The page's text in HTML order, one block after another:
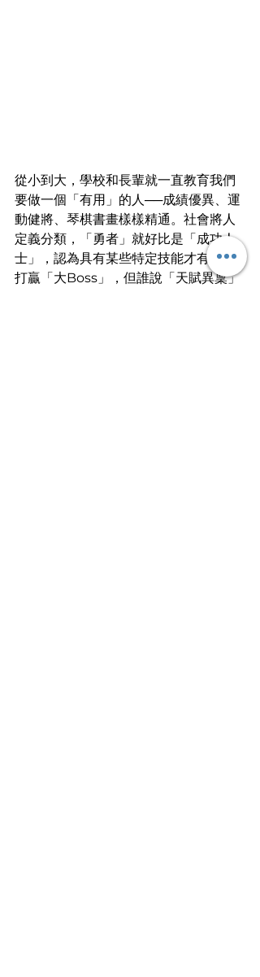
從小到大，學校和長輩就一直教育我們
要做一個「有用」的人──成績優異、運
動健將、琴棋書畫樣樣精通。社會將人
定義分類，「勇者」就好比是「成功人
士」，認為具有某些特定技能才有機會
打贏「大Boss」，但誰說「天賦異稟」